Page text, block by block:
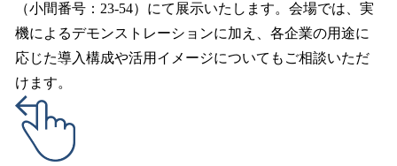
（小間番号：23-54）にて展示いたします。会場では、実
機によるデモンストレーションに加え、各企業の用途に
応じた導入構成や活用イメージについてもご相談いただ
けます。